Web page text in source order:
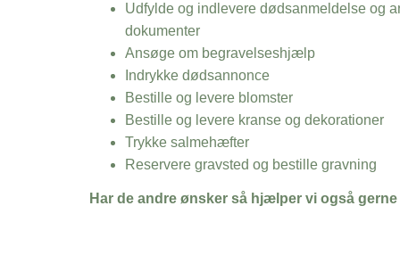
Udfylde og indlevere dødsanmeldelse og
dokumenter
Ansøge om begravelseshjælp
Indrykke dødsannonce
Bestille og levere blomster
Bestille og levere kranse og dekorationer
Trykke salmehæfter
Reservere gravsted og bestille gravning
Har de andre ønsker så hjælper vi også gerne